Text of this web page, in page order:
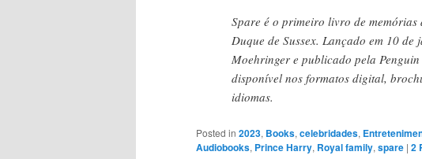
Spare é o primeiro livro de
Duque de Sussex. Lançado em 10
Moehringer e publicado pela
disponível nos formatos digital,
idiomas.
Posted in 2023, Books, celebridades,
Audiobooks, Prince Harry, Royal family, spare | 2